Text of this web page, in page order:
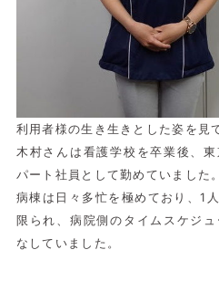
利用者様の生き生きとした姿を見
木村さんは看護学校を卒業後、
パート社員として勤めていました。
病棟は日々多忙を極めており、1
限られ、病院側のタイムスケジ
なしていました。